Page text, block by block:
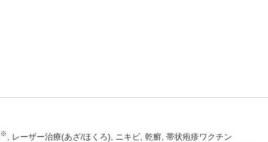
※ レーザー治療(あざ/ほくろ) ニキビ 乾癬 帯状疱疹ワクチン